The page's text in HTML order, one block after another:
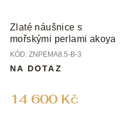
Zlaté náušnice s
mořskými perlami akoya
KÓD: ZNPEMA8.5-B-3
14 600 Kč
NA DOTAZ